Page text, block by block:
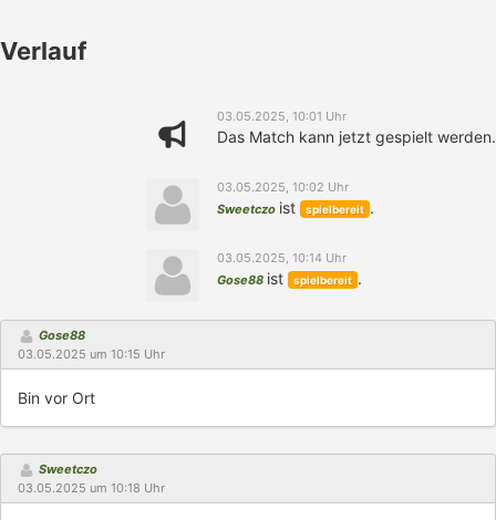
Verlauf
03.05.2025, 10:01 Uhr
Das Match kann jetzt gespielt werden.
03.05.2025, 10:02 Uhr
Sweetczo ist spielbereit .
03.05.2025, 10:14 Uhr
Gose88 ist spielbereit .
Gose88
03.05.2025 um 10:15 Uhr
Bin vor Ort
Sweetczo
03.05.2025 um 10:18 Uhr